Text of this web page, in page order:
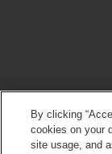
By clicking
cookies on your
site usage, and